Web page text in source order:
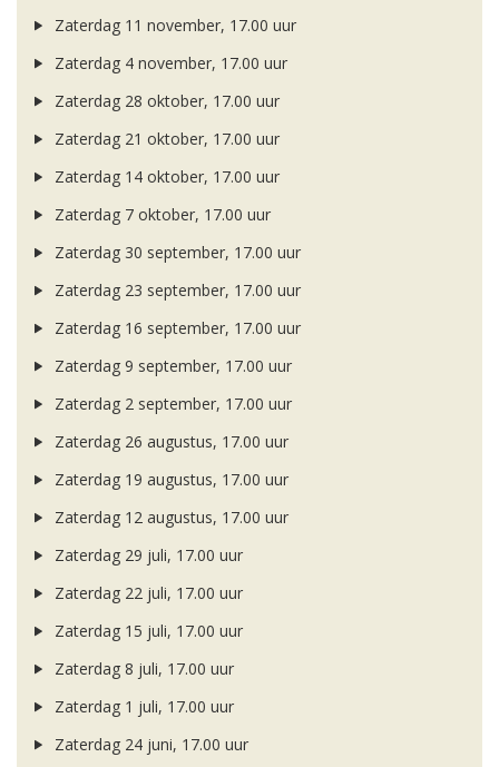
Zaterdag 11 november, 17.00 uur
Zaterdag 4 november, 17.00 uur
Zaterdag 28 oktober, 17.00 uur
Zaterdag 21 oktober, 17.00 uur
Zaterdag 14 oktober, 17.00 uur
Zaterdag 7 oktober, 17.00 uur
Zaterdag 30 september, 17.00 uur
Zaterdag 23 september, 17.00 uur
Zaterdag 16 september, 17.00 uur
Zaterdag 9 september, 17.00 uur
Zaterdag 2 september, 17.00 uur
Zaterdag 26 augustus, 17.00 uur
Zaterdag 19 augustus, 17.00 uur
Zaterdag 12 augustus, 17.00 uur
Zaterdag 29 juli, 17.00 uur
Zaterdag 22 juli, 17.00 uur
Zaterdag 15 juli, 17.00 uur
Zaterdag 8 juli, 17.00 uur
Zaterdag 1 juli, 17.00 uur
Zaterdag 24 juni, 17.00 uur